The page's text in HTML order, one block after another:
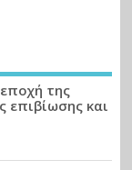
της
επιβίωσης και